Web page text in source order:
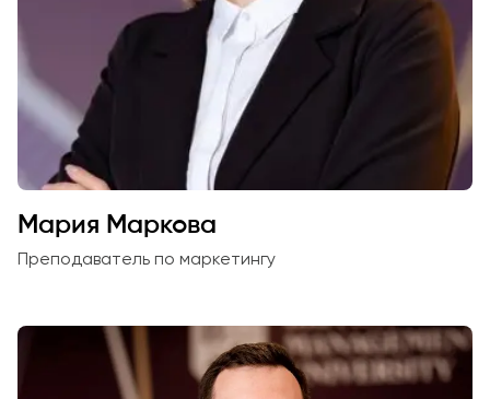
Мария Маркова
Преподаватель по маркетингу